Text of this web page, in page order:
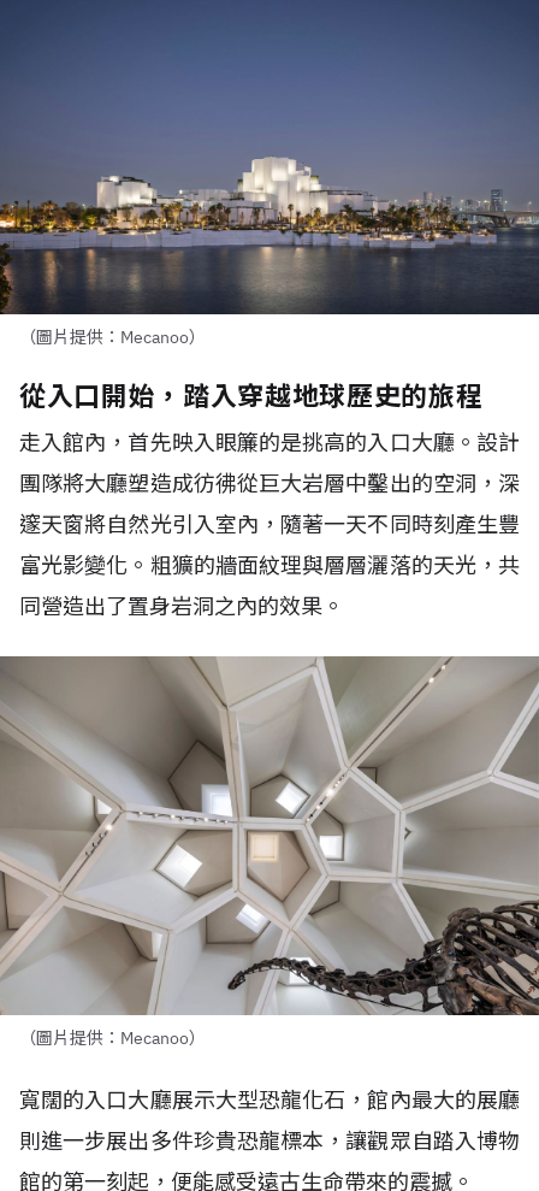
（圖片提供：Mecanoo）
從入口開始，踏入穿越地球歷史的旅程
走入館內，首先映入眼簾的是挑高的入口大廳。設計
團隊將大廳塑造成彷彿從巨大岩層中鑿出的空洞，深
邃天窗將自然光引入室內，隨著一天不同時刻產生豐
富光影變化。粗獷的牆面紋理與層層灑落的天光，共
同營造出了置身岩洞之內的效果。
（圖片提供：Mecanoo）
寬闊的入口大廳展示大型恐龍化石，館內最大的展廳
則進一步展出多件珍貴恐龍標本，讓觀眾自踏入博物
館的第一刻起，便能感受遠古生命帶來的震撼。